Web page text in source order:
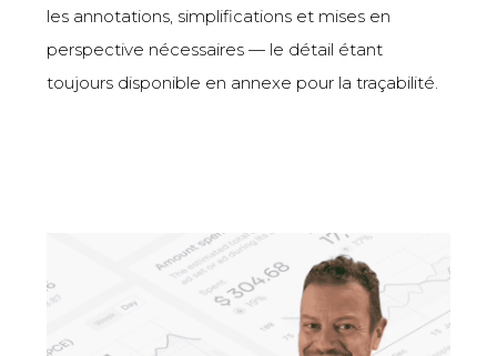
les annotations, simplifications et mises en
perspective nécessaires — le détail étant
toujours disponible en annexe pour la traçabilité.